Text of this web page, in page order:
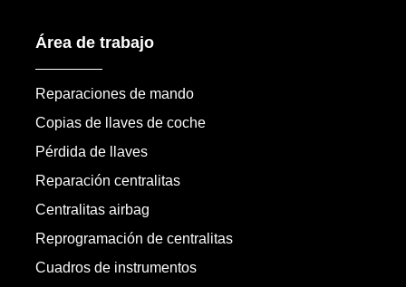
Área de trabajo
Reparaciones de mando
Copias de llaves de coche
Pérdida de llaves
Reparación centralitas
Centralitas airbag
Reprogramación de centralitas
Cuadros de instrumentos